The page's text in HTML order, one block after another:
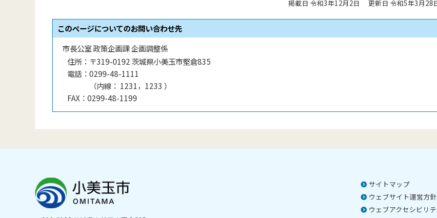
掲載日 令和3年12月2日 更新日 令和5年3月28
このページについてのお問い合わせ先
市長公室 政策企画課 企画調整係
住所： 〒319-0192 茨城県小美玉市堅倉835
電話： 0299-48-1111
（内線 ： 1231，1233 ）
FAX： 0299-48-1199
サイトマップ
ウェブサイト運営方針
ウェブアクセシビリ